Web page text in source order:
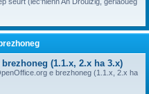
(1.1.x, 2.x ha 3.x)
e brezhoneg (1.1.x, 2.x ha